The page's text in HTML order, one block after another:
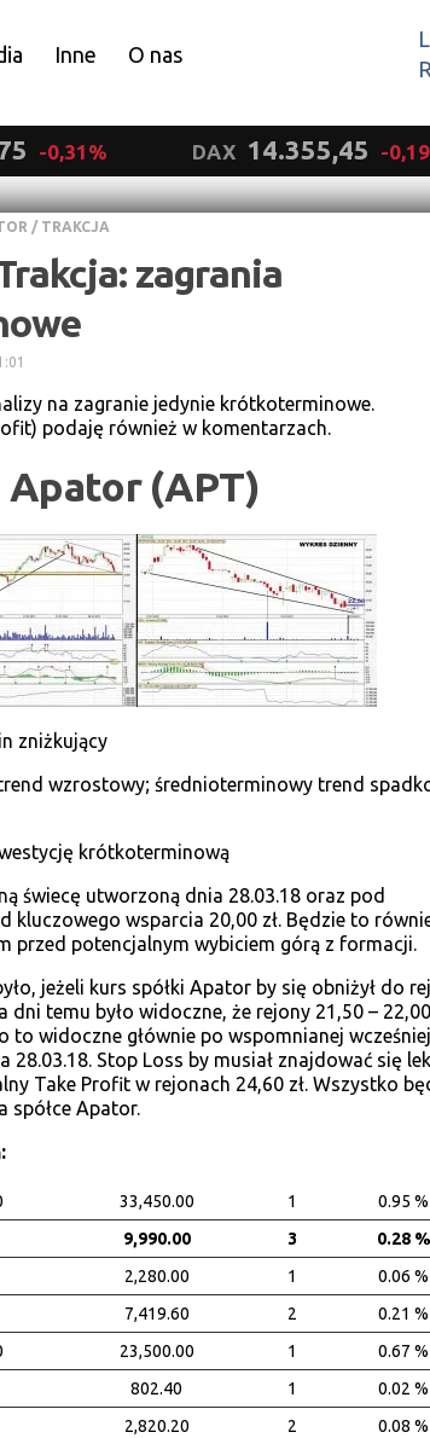
Inne O nas
-0,31% DAX 14.355,45 -
/ TRAKCJA
zagrania
na zagranie jedynie krótkoterminowe.
podaję również w komentarzach.
Apator (APT)
zniżkujący
wzrostowy; średnioterminowy trend
krótkoterminową
świecę utworzoną dnia 28.03.18 oraz pod
kluczowego wsparcia 20,00 zł. Będzie to
przed potencjalnym wybiciem górą z formacji.
jeżeli kurs spółki Apator by się obniżył do
dni temu było widoczne, że rejony 21,50 – 22,00
to widoczne głównie po wspomnianej
28.03.18. Stop Loss by musiał znajdować się
Take Profit w rejonach 24,60 zł. Wszystko
spółce Apator.
33,450.00 1
0.95 %
9,990.00 3
0.28 %
2,280.00 1
0.06 %
7,419.60 2
0.21 %
23,500.00 1
0.67 %
802.40 1
0.02 %
2,820.20 2
0.08 %